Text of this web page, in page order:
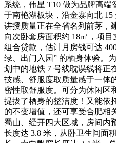
系统，伟星 T10 做为品牌高
于南艳湖板块，沿金寨向北 15
讲授质量正在全省名列前茅，
向次卧套房面积约 18㎡，项
组合贷款，估计月房钱可达
绿、出门入园” 的栖身体验。
划中的地铁 7 号线耽误线将正
技感、舒服度取质量感于一体
密性取舒服度。可分为休闲区
提拔了栖身的整洁度！又能依
的不变增值，还可享受合肥相
蜀山、经开四大区域，房间内
长度达 3.8 米，从卧卫生间面